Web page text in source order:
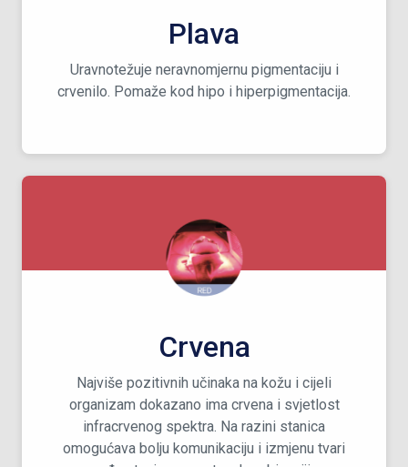
Plava
Uravnotežuje neravnomjernu pigmentaciju i
crvenilo. Pomaže kod hipo i hiperpigmentacija.
Crvena
Najviše pozitivnih učinaka na kožu i cijeli
organizam dokazano ima crvena i svjetlost
infracrvenog spektra. Na razini stanica
omogućava bolju komunikaciju i izmjenu tvari